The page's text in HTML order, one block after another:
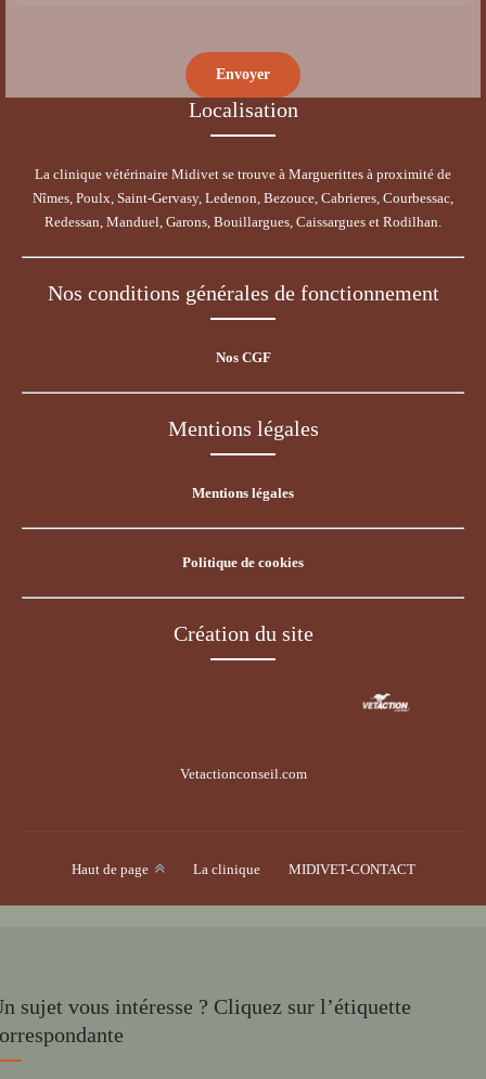
Localisation
La clinique vétérinaire Midivet se trouve à Marguerittes à proximité de
Nîmes, Poulx, Saint-Gervasy, Ledenon, Bezouce, Cabrieres, Courbessac,
Redessan, Manduel, Garons, Bouillargues, Caissargues et Rodilhan.
Nos conditions générales de fonctionnement
Nos CGF
Mentions légales
Mentions légales
Politique de cookies
Création du site
Vetactionconseil.com
Haut de page La clinique MIDIVET-CONTACT
sujet vous intéresse ? Cliquez sur l’étiquette